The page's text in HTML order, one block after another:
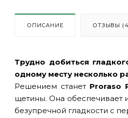
ОПИСАНИЕ ОТЗЫВЫ
Трудно добиться
одному месту несколько
Решением станет Proraso
щетины. Она обеспечивает
безупречной гладкости с